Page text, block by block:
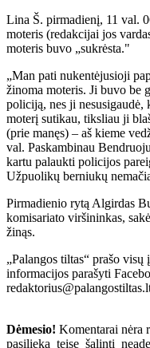
Lina Š. pirmadienį, 11 val.
moteris (redakcijai jos
moteris buvo „sukrėsta."
„Man pati nukentėjusioji
žinoma moteris. Ji buvo be
policiją, nes ji
moterį sutikau, tiksliau ji
(prie manęs) – aš kieme
val. Paskambinau
kartu palaukti policijos
Užpuolikų berniukų
Pirmadienio rytą Algirdas
komisariato viršininkas,
žinąs.
„Palangos tiltas“ prašo
informacijos parašyti
Dėmesio! Komentarai nėra
pasilieka teisę šalinti